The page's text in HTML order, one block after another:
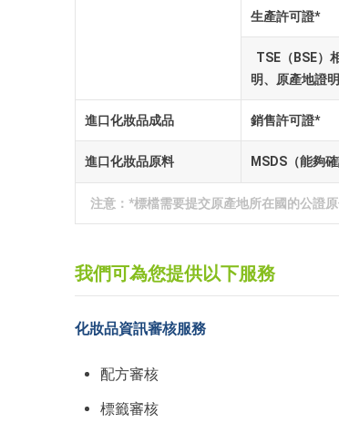
生產許可證*
TSE（BSE）
明、原產地證明
進口化妝品成品
銷售許可證*
進口化妝品原料 MSDS（能夠
注意：*標檔需要提交原產地所在國的公證
我們可為您提供以下服務
化妝品資訊審核服務
配方審核
標籤審核